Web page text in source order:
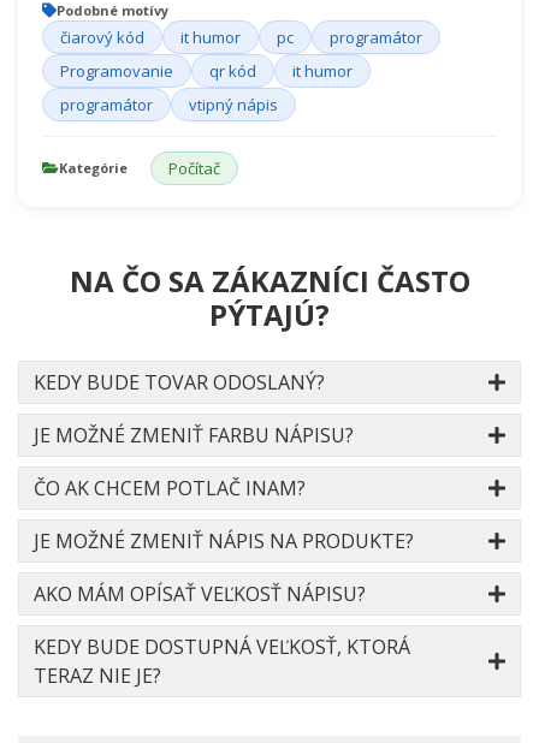
Podobné motívy
čiarový kód it humor pc
programátor
Programovanie
qr kód
it humor
programátor
vtipný nápis
Kategórie Počítač
NA ČO SA ZÁKAZNÍCI ČASTO
PÝTAJÚ?
KEDY BUDE TOVAR ODOSLANÝ?
JE MOŽNÉ ZMENIŤ FARBU NÁPISU?
ČO AK CHCEM POTLAČ INAM?
JE MOŽNÉ ZMENIŤ NÁPIS NA PRODUKTE?
AKO MÁM OPÍSAŤ VEĽKOSŤ NÁPISU?
KEDY BUDE DOSTUPNÁ VEĽKOSŤ, KTORÁ
TERAZ NIE JE?